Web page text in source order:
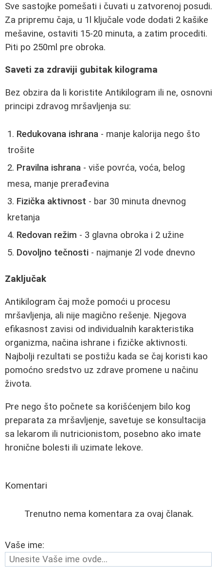
Sve sastojke pomešati i čuvati u zatvorenoj posudi.
Za pripremu čaja, u 1l ključale vode dodati 2 kašike
mešavine, ostaviti 15-20 minuta, a zatim procediti.
Piti po 250ml pre obroka.
Saveti za zdraviji gubitak kilograma
Bez obzira da li koristite Antikilogram ili ne, osnovni
principi zdravog mršavljenja su:
Redukovana ishrana - manje kalorija nego što
trošite
Pravilna ishrana - više povrća, voća, belog
mesa, manje prerađevina
Fizička aktivnost - bar 30 minuta dnevnog
kretanja
Redovan režim - 3 glavna obroka i 2 užine
Dovoljno tečnosti - najmanje 2l vode dnevno
Zaključak
Antikilogram čaj može pomoći u procesu
mršavljenja, ali nije magično rešenje. Njegova
efikasnost zavisi od individualnih karakteristika
organizma, načina ishrane i fizičke aktivnosti.
Najbolji rezultati se postižu kada se čaj koristi kao
pomoćno sredstvo uz zdrave promene u načinu
života.
Pre nego što počnete sa korišćenjem bilo kog
preparata za mršavljenje, savetuje se konsultacija
sa lekarom ili nutricionistom, posebno ako imate
hronične bolesti ili uzimate lekove.
Komentari
Trenutno nema komentara za ovaj članak.
Vaše ime: